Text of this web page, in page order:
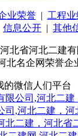
业荣誉| 工程业
信息公开 | 其他
北省河北二建有
名企网荣誉企
的微信人们平台
限公司,河北二建
司,河北二建，河
北二建，河北省